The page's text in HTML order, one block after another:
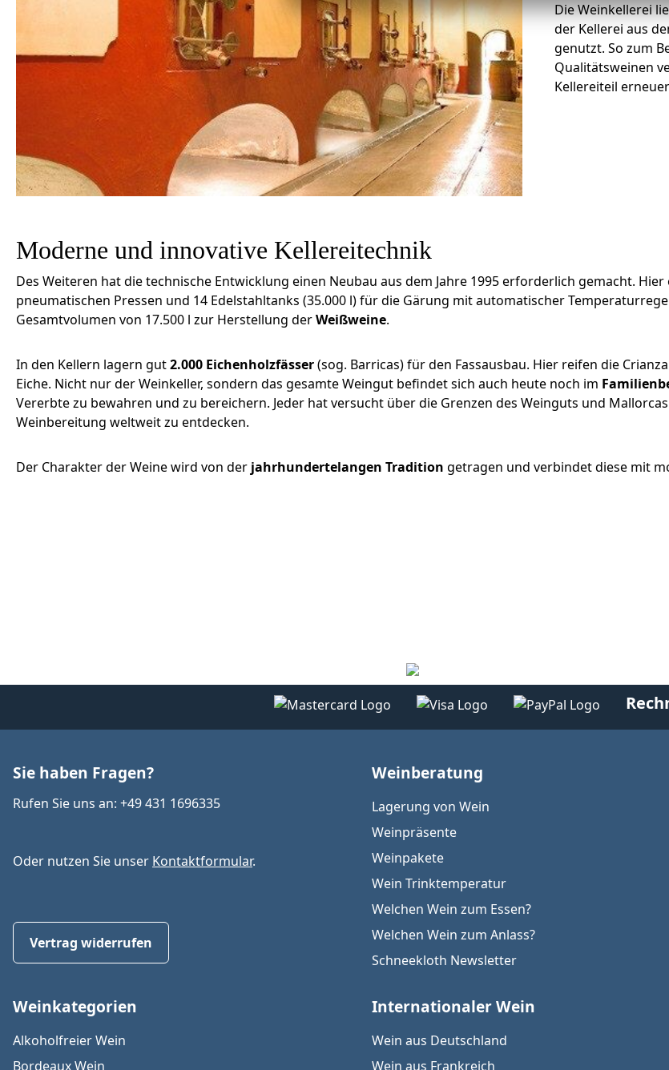
Die Weinkellerei
der Kellerei aus
genutzt. So zum
Qualitätsweinen
Kellereiteil
Moderne und innovative Kellereitechnik
Des Weiteren hat die technische Entwicklung einen Neubau aus dem Jahre 1995 erforderlich gemacht.
pneumatischen Pressen und 14 Edelstahltanks (35.000 l) für die Gärung mit automatischer
Gesamtvolumen von 17.500 l zur Herstellung derWeißweine.
In den Kellern lagern gut2.000 Eichenholzfässer(sog. Barricas) für den Fassausbau. Hier reifen die
Eiche. Nicht nur der Weinkeller, sondern das gesamte Weingut befindet sich auch heute noch im
Vererbte zu bewahren und zu bereichern. Jeder hat versucht über die Grenzen des Weinguts und
Weinbereitung weltweit zu entdecken.
Der Charakter der Weine wird von der jahrhundertelangen Tradition getragen und verbindet diese mit
Sie haben Fragen?
Rufen Sie uns an: +49 431 1696335
Oder nutzen Sie unser Kontaktformular.
Vertrag widerrufen
Weinberatung
Lagerung von Wein
Weinpräsente
Weinpakete
Wein Trinktemperatur
Welchen Wein zum Essen?
Welchen Wein zum Anlass?
Schneekloth Newsletter
Weinkategorien
Alkoholfreier Wein
Bordeaux Wein
Internationaler Wein
Wein aus Deutschland
Wein aus Frankreich